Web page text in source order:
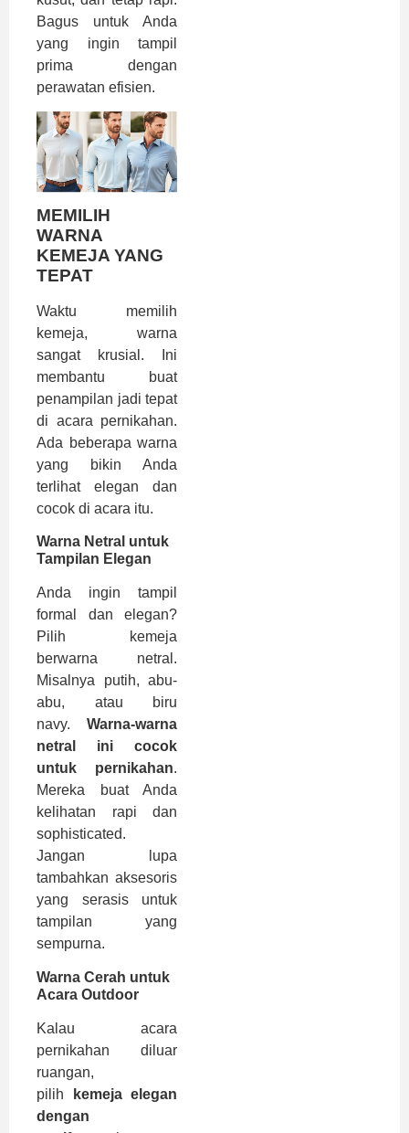
Bagus untuk Anda
yang ingin tampil
prima dengan
perawatan efisien.
MEMILIH
WARNA
KEMEJA YANG
TEPAT
Waktu memilih
kemeja, warna
sangat krusial. Ini
membantu buat
penampilan jadi tepat
di acara pernikahan.
Ada beberapa warna
yang bikin Anda
terlihat elegan dan
cocok di acara itu.
Warna Netral untuk
Tampilan Elegan
Anda ingin tampil
formal dan elegan?
Pilih kemeja
berwarna netral.
Misalnya putih, abu-
abu, atau biru
navy. Warna-warna
netral ini cocok
untuk pernikahan.
Mereka buat Anda
kelihatan rapi dan
sophisticated.
Jangan lupa
tambahkan aksesoris
yang serasis untuk
tampilan yang
sempurna.
Warna Cerah untuk
Acara Outdoor
Kalau acara
pernikahan diluar
ruangan,
pilih
kemeja elegan
dengan